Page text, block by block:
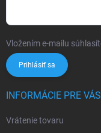
Vložením e-mailu
Prihlásiť sa
INFORMÁCIE PRE VÁS
Vrátenie tovaru